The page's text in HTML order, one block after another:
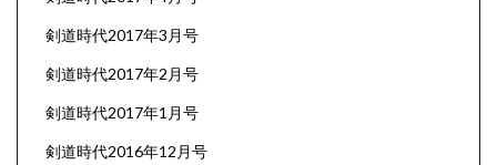
剣道時代2017年3月号
剣道時代2017年2月号
剣道時代2017年1月号
剣道時代2016年12月号